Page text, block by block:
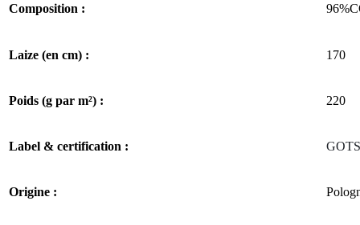
Composition :
Laize (en cm) : 170
Poids (g par m²) : 220
Label & certification :
Origine :